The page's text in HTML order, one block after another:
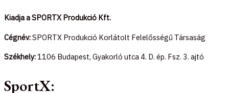
Kiadja a SPORTX Produkció Kft.
Cégnév:SPORTX Produkció Korlátolt Felelősségű Társaság
Székhely:1106 Budapest, Gyakorló utca 4. D. ép. Fsz. 3. ajtó
SportX: